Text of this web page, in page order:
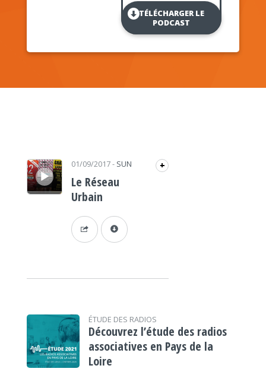
TÉLÉCHARGER LE
PODCAST
Lecteur audio 01/09/2017- SUN +
Le Réseau
Urbain
ÉTUDE DES RADIOS
Découvrez l’étude des radios
associatives en Pays de la
Loire